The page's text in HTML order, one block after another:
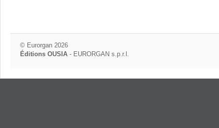
© Eurorgan 2026
Éditions OUSIA - EURORGAN s.p.r.l.